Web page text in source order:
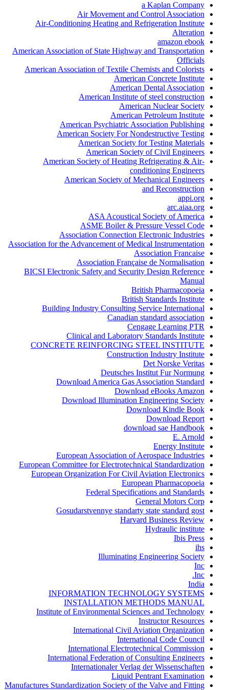
a Kaplan Company
Air Movement and Control Association
Air-Conditioning Heating and Refrigeration Institute
Alteration
amazon ebook
American Association of State Highway and Transportation
Officials
American Association of Textile Chemists and Colorists
American Concrete Institute
American Dental Association
American Institute of steel construction
American Nuclear Society
American Petroleum Institute
American Psychiatric Association Publishing
American Society For Nondestructive Testing
American Society for Testing Materials
American Society of Civil Engineers
American Society of Heating Refrigerating & Air-
conditioning Engineers
American Society of Mechanical Engineers
and Reconstruction
appi.org
arc.aiaa.org
ASA Acoustical Society of America
ASME Boiler & Pressure Vessel Code
Association Connection Electronic Industries
Association for the Advancement of Medical Instrumentation
Association Francaise
Association Française de Normalisation
BICSI Electronic Safety and Security Design Reference
Manual
British Pharmacopoeia
British Standards Institute
Building Industry Consulting Service International
Canadian standard association
Cengage Learning PTR
Clinical and Laboratory Standards Institute
CONCRETE REINFORCING STEEL INSTITUTE
Construction Industry Institute
Det Norske Veritas
Deutsches Institut Fur Normung
Download America Gas Association Standard
Download eBooks Amazon
Download Illumination Engineering Society
Download Kindle Book
Download Report
download sae Handbook
E. Arnold
Energy Institute
European Association of Aerospace Industries
European Committee for Electrotechnical Standardization
European Organization For Civil Aviation Electronics
European Pharmacopoeia
Federal Specifications and Standards
General Motors Corp
Gosudarstvennye standarty state standard gost
Harvard Business Review
Hydraulic institute
Ibis Press
ihs
Illuminating Engineering Society
Inc
Inc.
India
INFORMATION TECHNOLOGY SYSTEMS
INSTALLATION METHODS MANUAL
Institute of Environmental Sciences and Technology
Instructor Resources
International Civil Aviation Organization
International Code Council
International Electrotechnical Commission
International Federation of Consulting Engineers
Internationaler Verlag der Wissenschaften
Liquid Pentrant Examination
Manufactures Standardization Society of the Valve and Fitting